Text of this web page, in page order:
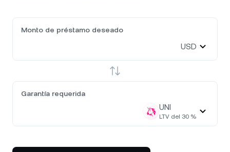
Monto de préstamo deseado
USD
Garantía requerida
UNI
LTV del 30 %